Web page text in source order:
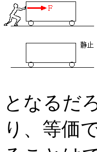
となるだ
り、等価